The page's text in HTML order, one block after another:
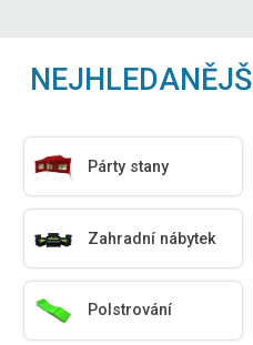
Párty stany
Zahradní nábytek
Polstrování